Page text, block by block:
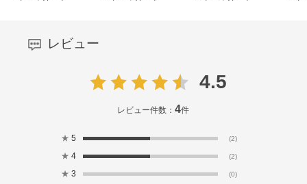
レビュー
4.5
レビュー件数：4件
★ 5 (2)
★ 4 (2)
★ 3 (0)